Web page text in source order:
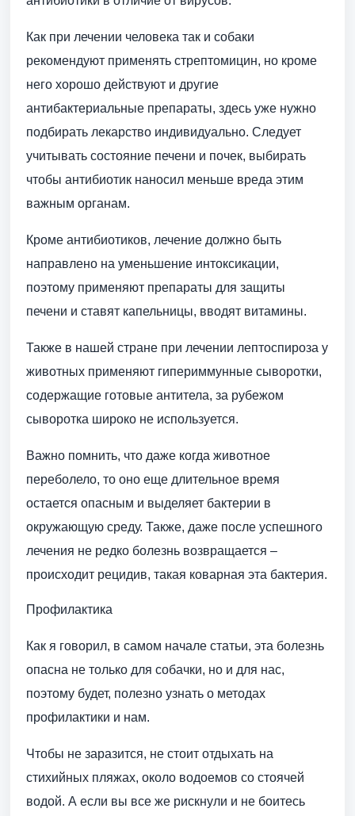
Как при лечении человека так и собаки
рекомендуют применять стрептомицин, но кроме
него хорошо действуют и другие
антибактериальные препараты, здесь уже нужно
подбирать лекарство индивидуально. Следует
учитывать состояние печени и почек, выбирать
чтобы антибиотик наносил меньше вреда этим
важным органам.
Кроме антибиотиков, лечение должно быть
направлено на уменьшение интоксикации,
поэтому применяют препараты для защиты
печени и ставят капельницы, вводят витамины.
Также в нашей стране при лечении лептоспироза у
животных применяют гипериммунные сыворотки,
содержащие готовые антитела, за рубежом
сыворотка широко не используется.
Важно помнить, что даже когда животное
переболело, то оно еще длительное время
остается опасным и выделяет бактерии в
окружающую среду. Также, даже после успешного
лечения не редко болезнь возвращается –
происходит рецидив, такая коварная эта бактерия.
Профилактика
Как я говорил, в самом начале статьи, эта болезнь
опасна не только для собачки, но и для нас,
поэтому будет, полезно узнать о методах
профилактики и нам.
Чтобы не заразится, не стоит отдыхать на
стихийных пляжах, около водоемов со стоячей
водой. А если вы все же рискнули и не боитесь